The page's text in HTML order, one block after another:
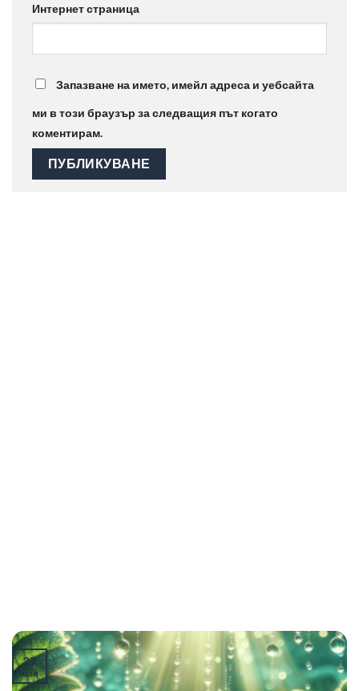
Интернет страница
Запазване на името, имейл адреса и уебсайта
ми в този браузър за следващия път когато
коментирам.
27
юли